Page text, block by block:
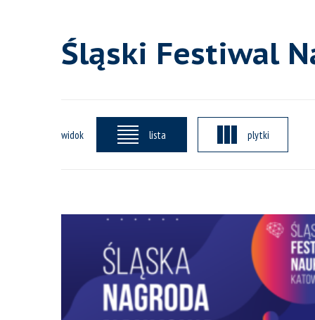
Śląski Festiwal
widok lista plytki